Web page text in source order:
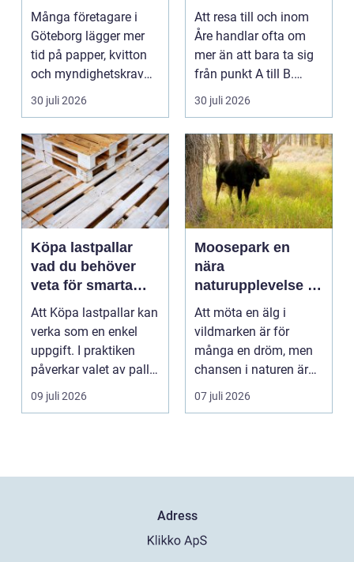
bättre kontroll och
mer tid
Många företagare i
Göteborg lägger mer
tid på papper, kvitton
och myndighetskrav
än på kunder och ut...
30 juli 2026
Att resa till och inom
Åre handlar ofta om
mer än att bara ta sig
från punkt A till B.
Vädret skifta...
30 juli 2026
Köpa lastpallar
vad du behöver
veta för smarta
och hållbara val
Att Köpa lastpallar kan
verka som en enkel
uppgift. I praktiken
påverkar valet av pall
09 juli 2026
Moosepark en
nära
naturupplevelse i
hjärtat av småland
Att möta en älg i
vildmarken är för
många en dröm, men
chansen i naturen är
ofta liten och flyktig. ...
07 juli 2026
Adress